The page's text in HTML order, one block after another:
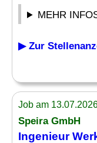
MEHR
▶ Zur
Job am
Speira GmbH
Ingenieur